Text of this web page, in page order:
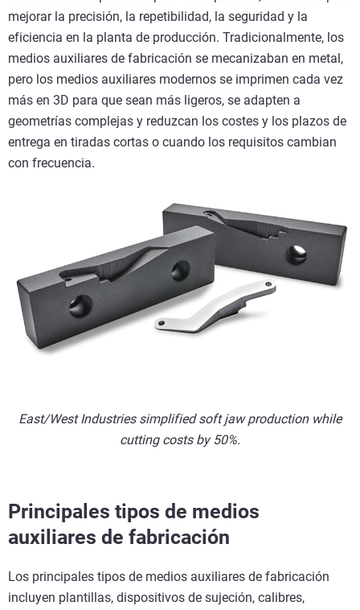
mejorar la precisión, la repetibilidad, la seguridad y la
eficiencia en la planta de producción. Tradicionalmente, los
medios auxiliares de fabricación se mecanizaban en metal,
pero los medios auxiliares modernos se imprimen cada vez
más en 3D para que sean más ligeros, se adapten a
geometrías complejas y reduzcan los costes y los plazos de
entrega en tiradas cortas o cuando los requisitos cambian
con frecuencia.
East/West Industries simplified soft jaw production while
cutting costs by 50%.
Principales tipos de medios
auxiliares de fabricación
Los principales tipos de medios auxiliares de fabricación
incluyen plantillas, dispositivos de sujeción, calibres,